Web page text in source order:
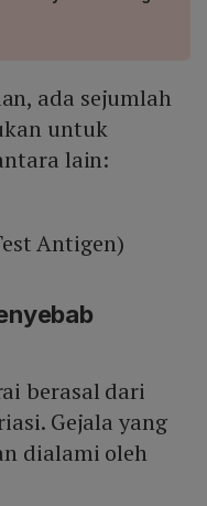
ada sejumlah
untuk
lain:
Antigen)
berasal dari
Gejala yang
dialami oleh